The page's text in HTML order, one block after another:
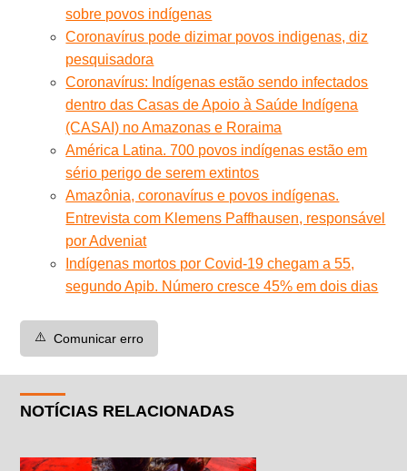
sobre povos indígenas
Coronavírus pode dizimar povos indigenas, diz
pesquisadora
Coronavírus: Indígenas estão sendo infectados
dentro das Casas de Apoio à Saúde Indígena
(CASAI) no Amazonas e Roraima
América Latina. 700 povos indígenas estão em
sério perigo de serem extintos
Amazônia, coronavírus e povos indígenas.
Entrevista com Klemens Paffhausen, responsável
por Adveniat
Indígenas mortos por Covid-19 chegam a 55,
segundo Apib. Número cresce 45% em dois dias
⚠️ Comunicar erro
NOTÍCIAS RELACIONADAS